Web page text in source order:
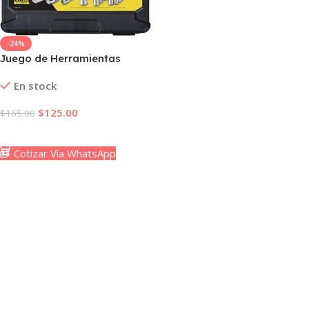
-24%
Juego de Herramientas
Piezas Original
En stock
$165.00 $125.00
Cotizar Vía WhatsApp